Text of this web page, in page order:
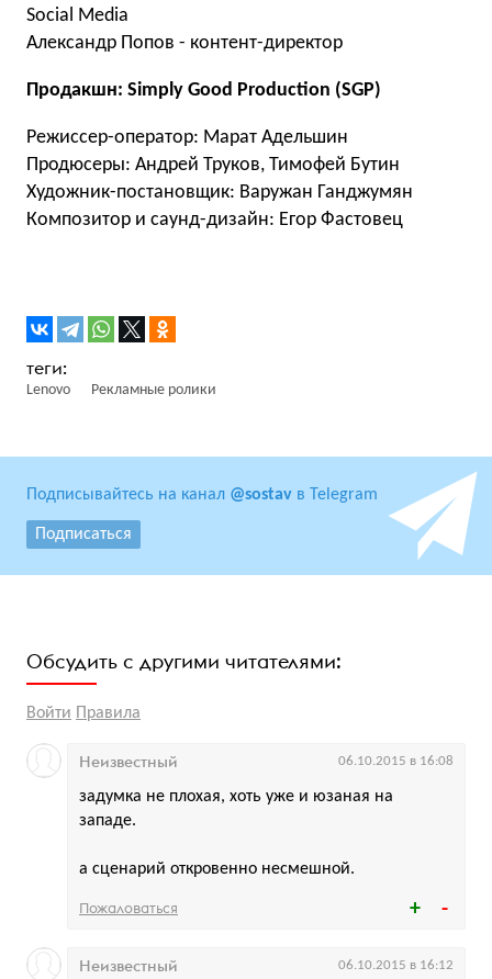
Social Media
Александр Попов - контент-директор
Продакшн: Simply Good Production (SGP)
Режиссер-оператор: Марат Адельшин
Продюсеры: Андрей Труков, Тимофей Бутин
Художник-постановщик: Варужан Ганджумян
Композитор и саунд-дизайн: Егор Фастовец
Lenovo Рекламные ролики
Подписывайтесь на канал @sostav в Telegram
Подписаться
Обсудить с другими читателями:
Войти Правила
задумка не плохая, хоть уже и юзаная на
западе.
а сценарий откровенно несмешной.
Неизвестный 06.10.2015 в 16:08
Пожаловаться
Неизвестный 06.10.2015 в 16:12